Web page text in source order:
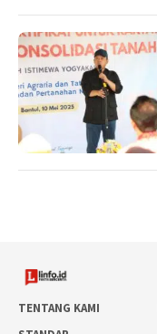
TENTANG KAMI